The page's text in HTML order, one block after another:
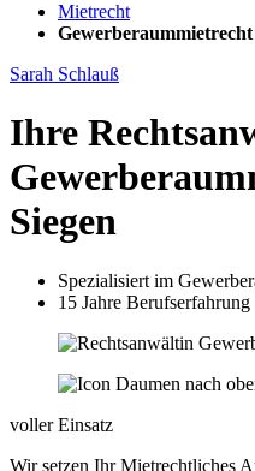
Mietrecht
Gewerberaummietrecht
Sarah Schlauß
Ihre
Siegen
Spezialisiert im
15 Jahre Berufserfahrung
voller Einsatz
Wir setzen Ihr Mietrechtliches